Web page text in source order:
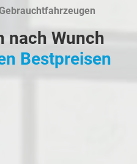
nach Wunch
Bestpreisen